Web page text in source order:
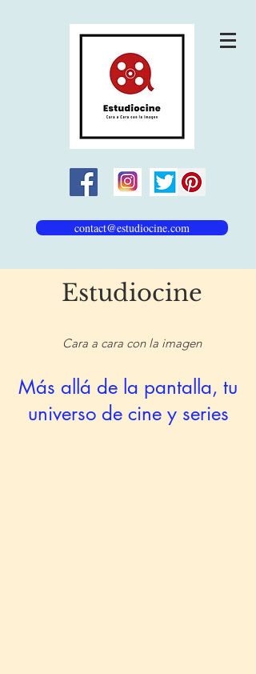
contact@estudiocine.com
Estudiocine
Cara a cara con la imagen
Más allá de la pantalla, tu
universo de cine y series